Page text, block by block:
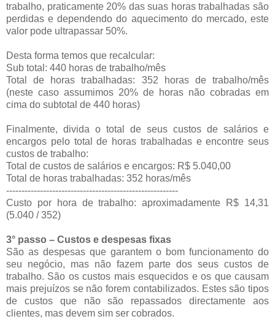
trabalho, praticamente 20% das suas horas trabalhadas são
perdidas e dependendo do aquecimento do mercado, este
valor pode ultrapassar 50%.
Desta forma temos que recalcular:
Sub total: 440 horas de trabalho/mês
Total de horas trabalhadas: 352 horas de trabalho/mês
(neste caso assumimos 20% de horas não cobradas em
cima do subtotal de 440 horas)
Finalmente, divida o total de seus custos de salários e
encargos pelo total de horas trabalhadas e encontre seus
custos de trabalho:
Total de custos de salários e encargos: R$ 5.040,00
Total de horas trabalhadas: 352 horas/mês
--------------------------------------------------------
Custo por hora de trabalho: aproximadamente R$ 14,31
(5.040 / 352)
3° passo – Custos e despesas fixas
São as despesas que garantem o bom funcionamento do
seu negócio, mas não fazem parte dos seus custos de
trabalho. São os custos mais esquecidos e os que causam
mais prejuízos se não forem contabilizados. Estes são tipos
de custos que não são repassados directamente aos
clientes, mas devem sim ser cobrados.